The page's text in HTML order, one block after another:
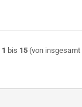
1 bis 15 (von insgesamt